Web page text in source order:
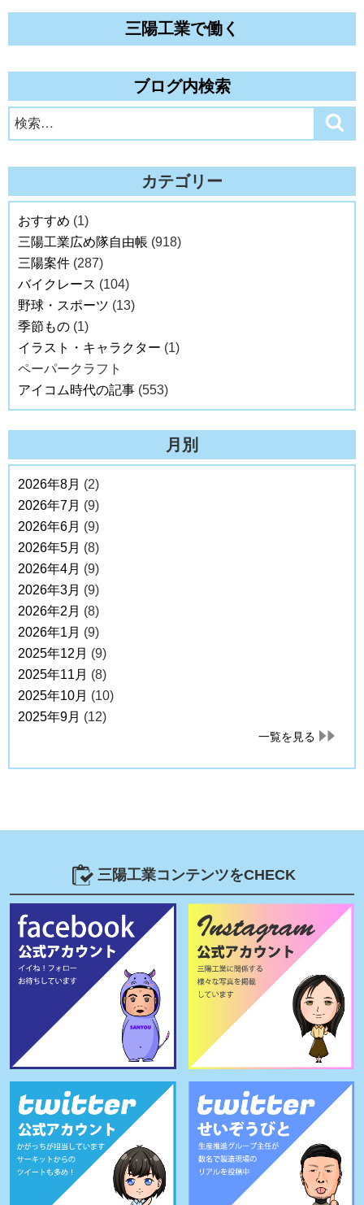
三陽工業で働く
ブログ内検索
検
索:
カテゴリー
おすすめ (1)
三陽工業広め隊自由帳 (918)
三陽案件 (287)
バイクレース (104)
野球・スポーツ (13)
季節もの (1)
イラスト・キャラクター (1)
ペーパークラフト
アイコム時代の記事 (553)
月別
2026年8月 (2)
2026年7月 (9)
2026年6月 (9)
2026年5月 (8)
2026年4月 (9)
2026年3月 (9)
2026年2月 (8)
2026年1月 (9)
2025年12月 (9)
2025年11月 (8)
2025年10月 (10)
2025年9月 (12)
一覧を見る
三陽工業コンテンツをCHECK